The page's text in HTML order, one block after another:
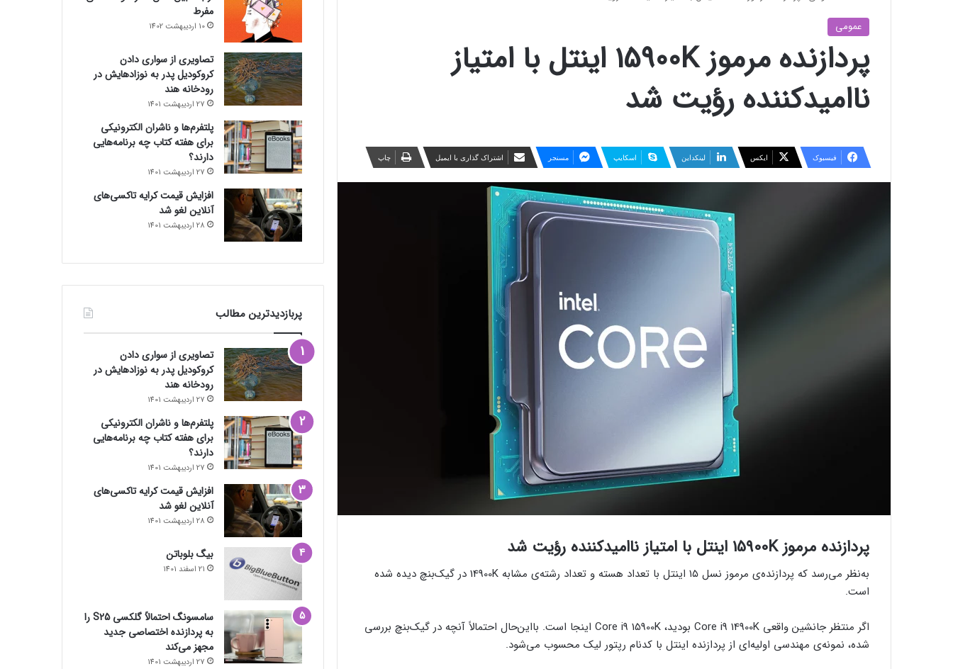
عمومی
پردازنده مرموز 15900K اینتل با امتیاز
ناامیدکننده رؤیت شد
فیسبوک ایکس لینکداین اسکایپ مسنجر اشتراک گذاری با ایمیل چاپ
پردازنده مرموز 15900K اینتل با امتیاز ناامیدکننده رؤیت شد
به‌نظر می‌رسد که پردازنده‌ی مرموز نسل ۱۵ اینتل با تعداد هسته و تعداد رشته‌ی مشابه 14900K در گیک‌بنچ دیده شده
است.
اگر منتظر جانشین واقعی Core i9 14900K بودید، Core i9 15900K اینجا است. بااین‌حال احتمالاً آنچه در گیک‌بنچ بررسی
شده، نمونه‌ی مهندسی اولیه‌ای از پردازنده اینتل با کدنام رپتور لیک محسوب می‌شود.
مفرط
10 اردیبهشت 1402
تصاویری از سواری دادن
کروکودیل پدر به نوزادهایش در
رودخانه هند
27 اردیبهشت 1401
پلتفرم‌ها و ناشران الکترونیکی
برای هفته کتاب چه برنامه‌هایی
دارند؟
27 اردیبهشت 1401
افزایش قیمت کرایه تاکسی‌های
آنلاین لغو شد
28 اردیبهشت 1401
پربازدیدترین مطالب
تصاویری از سواری دادن
کروکودیل پدر به نوزادهایش در
رودخانه هند
27 اردیبهشت 1401
پلتفرم‌ها و ناشران الکترونیکی
برای هفته کتاب چه برنامه‌هایی
دارند؟
27 اردیبهشت 1401
افزایش قیمت کرایه تاکسی‌های
آنلاین لغو شد
28 اردیبهشت 1401
بیگ بلوباتن
21 اسفند 1401
سامسونگ احتمالاً گلکسی S25 را
به پردازنده اختصاصی جدید
مجهز می‌کند
27 اردیبهشت 1401